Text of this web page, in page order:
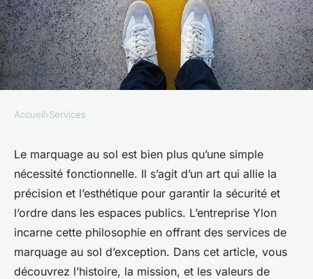
Marquage au sol : l'art selon
Ylon
Anaïs•6 mai 2025•2 min de lecture
Accueil›Services
Le marquage au sol est bien plus qu’une simple
nécessité fonctionnelle. Il s’agit d’un art qui allie la
précision et l’esthétique pour garantir la sécurité et
l’ordre dans les espaces publics. L’entreprise Ylon
incarne cette philosophie en offrant des services de
marquage au sol d’exception. Dans cet article, vous
découvrez l’histoire, la mission, et les valeurs de